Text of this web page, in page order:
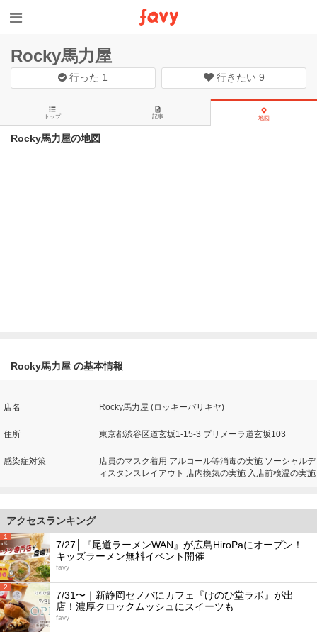
Rocky馬力屋
行った 1 行きたい 9
トップ 記事 地図
Rocky馬力屋の地図
Rocky馬力屋 の基本情報
店名 Rocky馬力屋 (ロッキーバリキヤ)
住所 東京都渋谷区道玄坂1-15-3 プリメーラ道玄坂103
感染症対策
店員のマスク着用 アルコール等消毒の実施 ソーシャルデ
ィスタンスレイアウト 店内換気の実施 入店前検温の実施
アクセスランキング
1
7/27│『尾道ラーメンWAN』が広島HiroPaにオープン！
キッズラーメン無料イベント開催
favy
2
7/31〜｜新静岡セノバにカフェ『けのひ堂ラボ』が出
店！濃厚クロックムッシュにスイーツも
favy